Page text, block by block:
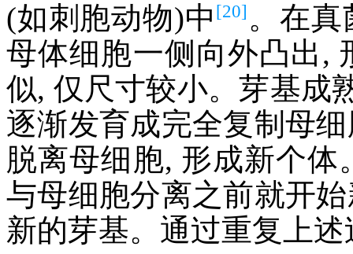
(如刺胞动物)中 [20] 。在真
母体细胞一侧向外凸出,
似, 仅尺寸较小。芽基成
逐渐发育成完全复制母
脱离母细胞, 形成新个
与母细胞分离之前就开
新的芽基。通过重复上